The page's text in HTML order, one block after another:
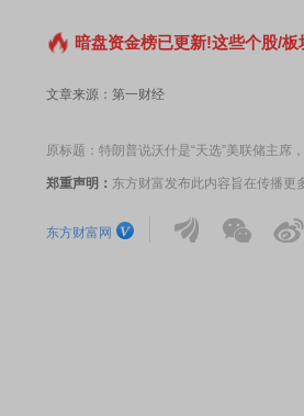
暗盘资金榜已更新!这些个股/板
文章来源：第一财经
原标题：特朗普说沃什是“天选”美联储主席
郑重声明： 东方财富发布此内容旨在传播更
东方财富网